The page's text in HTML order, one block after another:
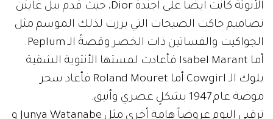
الأنوثة كانت أيضاً على أجندة Dior، حيث قدم بيل غايتن
تصاميم حاكت الصيحات التي برزت لذلك الموسم مثل
الجواكيت والفساتين ذات الخصر وقصةً الـ Peplum.
أما Isabel Marant فأعادت لمستها الأنثوية الشقية
بلوك الـ Cowgirl أما Roland Mouret فأعاد سحر
موضة عام 1947 بشكلٍ عصري وأنيق.
ترقبي اليوم عروضاً هامة أخرى مثل Junya Watanabe و